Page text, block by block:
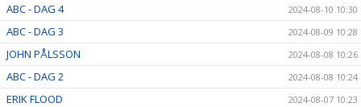
ABC - DAG 4 2024-08-10 10:30
ABC - DAG 3 2024-08-09 10:28
JOHN PÅLSSON 2024-08-08 10:26
ABC - DAG 2 2024-08-08 10:24
ERIK FLOOD 2024-08-07 10:23